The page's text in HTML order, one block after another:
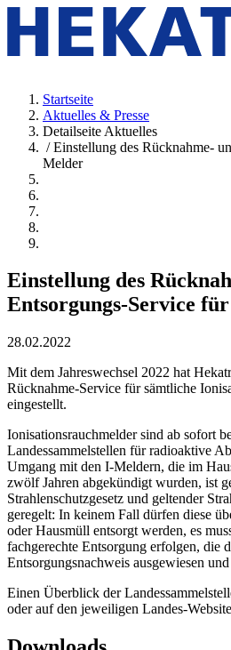
Startseite
Aktuelles & Presse
Detailseite Aktuelles
/ Einstellung des Rücknahme-
Melder
Einstellung des
Entsorgungs-Service
28.02.2022
Mit dem Jahreswechsel 2022 hat
Rücknahme-Service für sämtliche
eingestellt.
Ionisationsrauchmelder sind ab sofort
Landessammelstellen für radioaktive
Umgang mit den I-Meldern, die im
zwölf Jahren abgekündigt wurden, ist
Strahlenschutzgesetz und geltender
geregelt: In keinem Fall dürfen diese
oder Hausmüll entsorgt werden, es
fachgerechte Entsorgung erfolgen, die
Entsorgungsnachweis ausgewiesen
Einen Überblick der
oder auf den jeweiligen Landes-